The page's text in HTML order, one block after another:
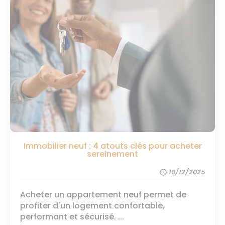
Immobilier neuf : 4 atouts clés pour acheter
sereinement
schedule 10/12/2025
Acheter un appartement neuf permet de
profiter d'un logement confortable,
performant et sécurisé. ...